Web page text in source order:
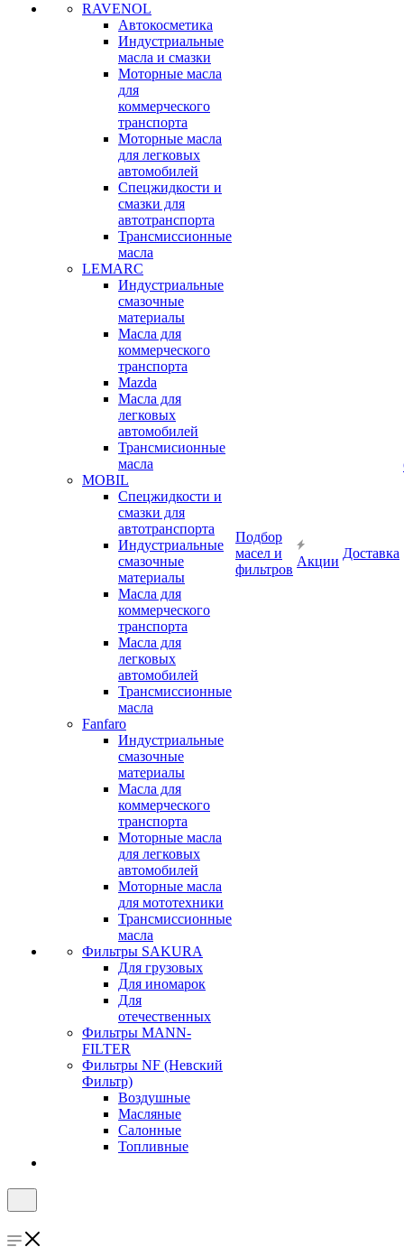
RAVENOL
Автокосметика
Индустриальные
масла и смазки
Моторные масла
для
коммерческого
транспорта
Моторные масла
для легковых
автомобилей
Спецжидкости и
смазки для
автотранспорта
Трансмиссионные
масла
LEMARC
Индустриальные
смазочные
материалы
Масла для
коммерческого
транспорта
Mazda
Масла для
легковых
автомобилей
Трансмисионные
масла
MOBIL
Cпецжидкости и
смазки для
автотранспорта
Индустриальные
смазочные
материалы
Масла для
коммерческого
транспорта
Масла для
легковых
автомобилей
Трансмиссионные
масла
Fanfaro
Индустриальные
смазочные
материалы
Масла для
коммерческого
транспорта
Моторные масла
для легковых
автомобилей
Моторные масла
для мототехники
Трансмиссионные
масла
Фильтры SAKURA
Для грузовых
Для иномарок
Для
отечественных
Фильтры MANN-
FILTER
Фильтры NF (Невский
Фильтр)
Воздушные
Масляные
Салонные
Топливные
Подбор
масел и
фильтров
Акции
Доставка